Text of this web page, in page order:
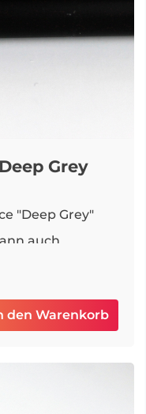
Grey
"Deep Grey"
auch
oder
den Warenkorb